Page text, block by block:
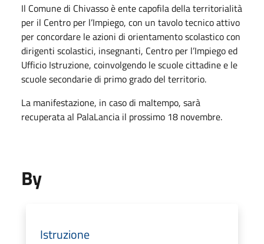
Il Comune di Chivasso è ente capofila della territorialità
per il Centro per l’Impiego, con un tavolo tecnico attivo
per concordare le azioni di orientamento scolastico con
dirigenti scolastici, insegnanti, Centro per l’Impiego ed
Ufficio Istruzione, coinvolgendo le scuole cittadine e le
scuole secondarie di primo grado del territorio.
La manifestazione, in caso di maltempo, sarà
recuperata al PalaLancia il prossimo 18 novembre.
By
Istruzione